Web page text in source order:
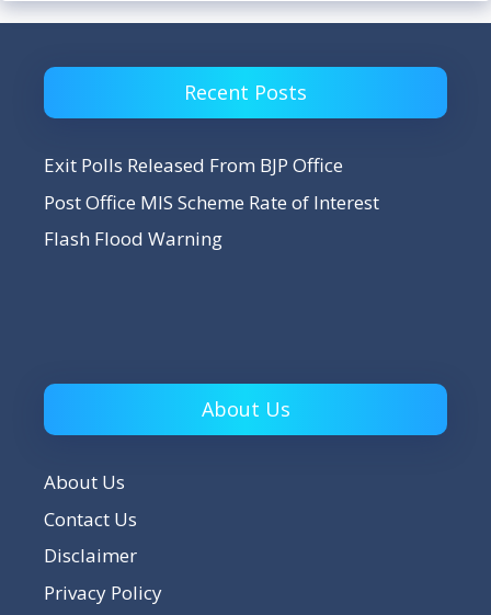
Recent Posts
Exit Polls Released From BJP Office
Post Office MIS Scheme Rate of Interest
Flash Flood Warning
About Us
About Us
Contact Us
Disclaimer
Privacy Policy